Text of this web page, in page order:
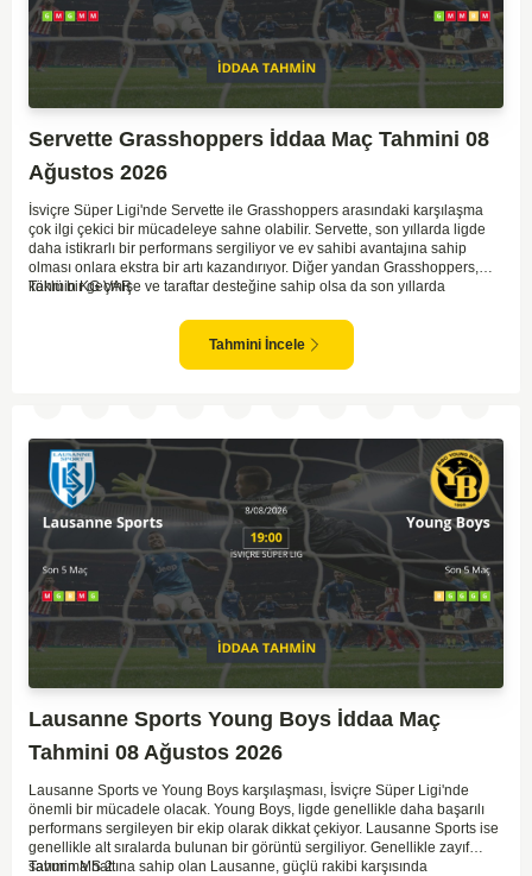
Servette Grasshoppers İddaa Maç Tahmini 08
Ağustos 2026
İsviçre Süper Ligi'nde Servette ile Grasshoppers arasındaki karşılaşma
çok ilgi çekici bir mücadeleye sahne olabilir. Servette, son yıllarda ligde
daha istikrarlı bir performans sergiliyor ve ev sahibi avantajına sahip
olması onlara ekstra bir artı kazandırıyor. Diğer yandan Grasshoppers,
köklü bir geçmişe ve taraftar desteğine sahip olsa da son yıllarda
genellikle maçlarda gol yollarında etkili olurken, Grasshoppers savunma
anlamında zaman zaman sorunlar yaşayabiliyor. Bu durumda,
karşılaşmanın gollü geçmesi muhtemel gözüküyor. İki takımın oyun tarzını
Tahmin KG VAR
Tahmini İncele
Lausanne Sports Young Boys İddaa Maç
Tahmini 08 Ağustos 2026
Lausanne Sports ve Young Boys karşılaşması, İsviçre Süper Ligi'nde
önemli bir mücadele olacak. Young Boys, ligde genellikle daha başarılı
performans sergileyen bir ekip olarak dikkat çekiyor. Lausanne Sports ise
genellikle alt sıralarda bulunan bir görüntü sergiliyor. Genellikle zayıf
savunma hattına sahip olan Lausanne, güçlü rakibi karşısında
Tahmin MS 2